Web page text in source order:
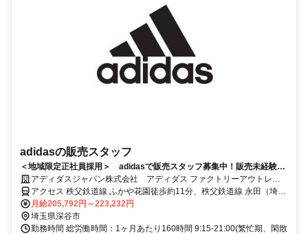
adidasの販売スタッフ
＜地域限定正社員採用＞ adidasで販売スタッフ募集中！販売未経験の
方もOK！販売ノルマなし！
アディダスジャパン株式会社 アディダス ファクトリーアウトレッ
ト ふかや花園
アクセス 秩父鉄道線 ふかや花園徒歩約11分、秩父鉄道線 永田（埼玉
県）徒歩約13分、秩父鉄道線 小前田徒歩約31分
月給205,792円～223,232円
埼玉県深谷市
勤務時間 総労働時間：1ヶ月あたり160時間 9:15-21:00(繁忙期、閑散